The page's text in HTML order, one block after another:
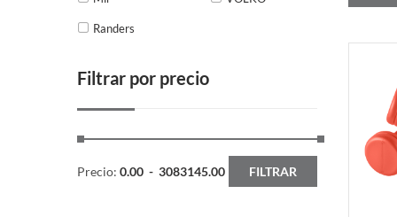
Randers
Filtrar por precio
Precio: 0.00 - 3083145.00 FILTRAR